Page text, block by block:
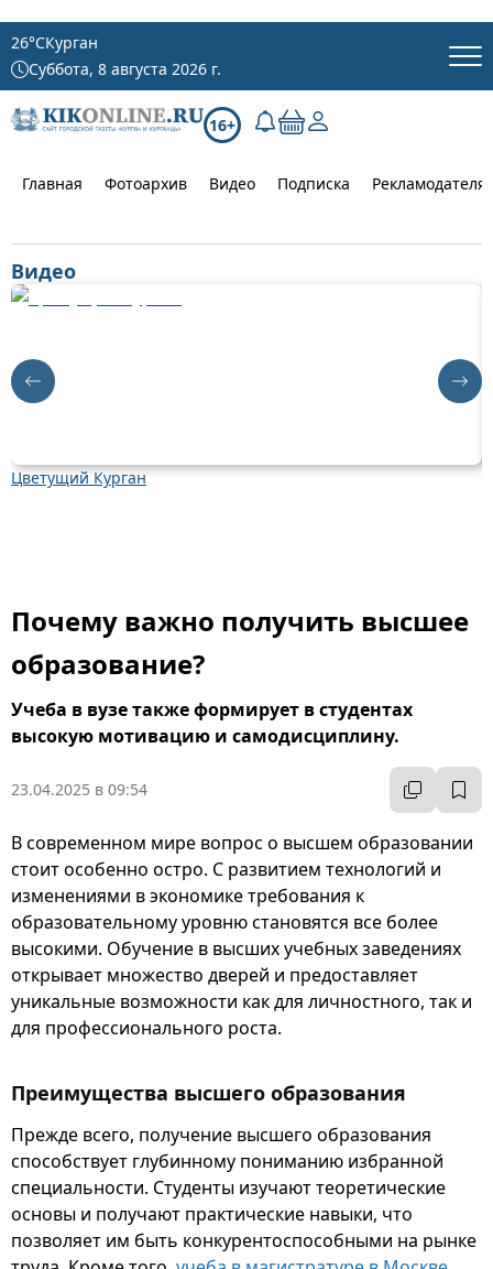
26°CКурган
Суббота, 8 августа 2026 г.
16+
Главная Фотоархив Видео Подписка
Видео
Цветущий Курган
Почему важно получить высшее
образование?
Учеба в вузе также формирует в студентах
высокую мотивацию и самодисциплину.
23.04.2025 в 09:54
В современном мире вопрос о высшем образовании
стоит особенно остро. С развитием технологий и
изменениями в экономике требования к
образовательному уровню становятся все более
высокими. Обучение в высших учебных заведениях
открывает множество дверей и предоставляет
уникальные возможности как для личностного, так и
для профессионального роста.
Преимущества высшего образования
Прежде всего, получение высшего образования
способствует глубинному пониманию избранной
специальности. Студенты изучают теоретические
основы и получают практические навыки, что
позволяет им быть конкурентоспособными на рынке